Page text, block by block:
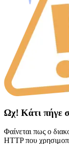
Ωχ! Κάτι πήγε
Φαίνεται πως ο
HTTP που